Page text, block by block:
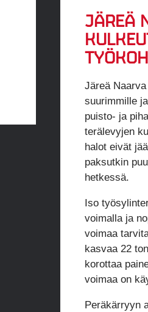
JÄREÄ
Järeä
suurimmille
puisto- ja
terälevyjen
halot eivät
paksutkin
hetkessä.
Iso
voimalla ja
voimaa
kasvaa 22
korottaa
voimaa on
Peräkärryyn